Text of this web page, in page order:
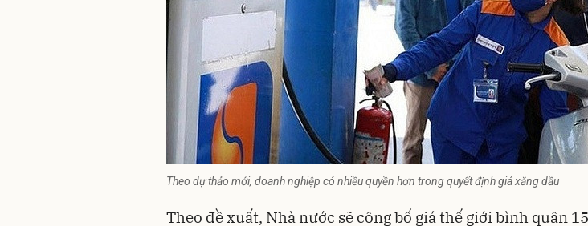
Theo dự thảo mới, doanh nghiệp có nhiều quyền hơn trong quyết định giá xăng dầu
Theo đề xuất, Nhà nước sẽ công bố giá thế giới bình quân